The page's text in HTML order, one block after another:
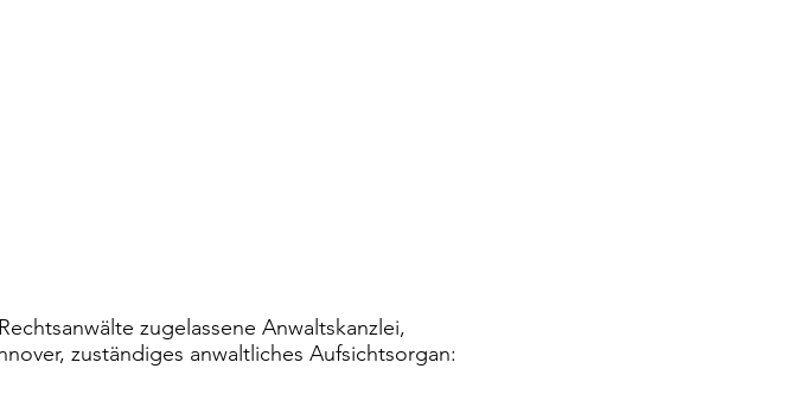
zugelassene Anwaltskanzlei,
zuständiges anwaltliches Aufsichtsorgan: